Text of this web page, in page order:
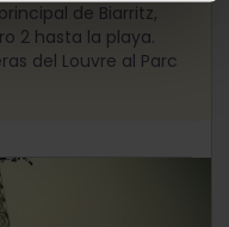
de Biarritz,
2 hasta la playa.
del Louvre al Parc